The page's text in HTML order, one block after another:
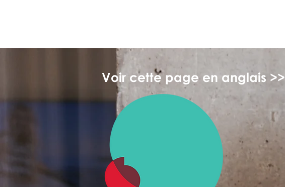
Voir cette page en anglais >>